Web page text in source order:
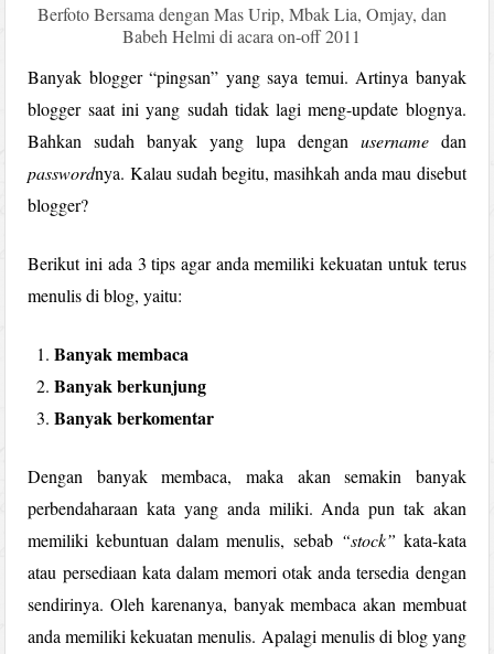
Berfoto Bersama dengan Mas Urip, Mbak Lia, Omjay, dan
Babeh Helmi di acara on-off 2011
Banyak blogger “pingsan” yang saya temui. Artinya banyak
blogger saat ini yang sudah tidak lagi meng-update blognya.
Bahkan sudah banyak yang lupa dengan usernamedan
passwordnya. Kalau sudah begitu, masihkah anda mau disebut
blogger?
Berikut ini ada 3 tips agar anda memiliki kekuatan untuk terus
menulis di blog, yaitu:
Banyak membaca
Banyak berkunjung
Banyak berkomentar
Dengan banyak membaca, maka akan semakin banyak
perbendaharaan kata yang anda miliki. Anda pun tak akan
memiliki kebuntuan dalam menulis, sebab “stock” kata-kata
atau persediaan kata dalam memori otak anda tersedia dengan
sendirinya. Oleh karenanya, banyak membaca akan membuat
anda memiliki kekuatan menulis. Apalagi menulis di blog yang